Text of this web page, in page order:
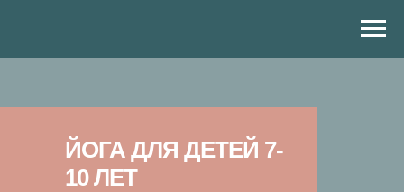
ЙОГА ДЛЯ ДЕТЕЙ 7-
10 ЛЕТ